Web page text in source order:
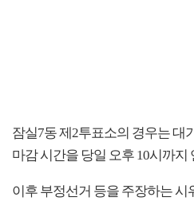
잠실7동 제2투표소의 경우는 대
마감 시간을 당일 오후 10시까지
이후 부정선거 등을 주장하는 시